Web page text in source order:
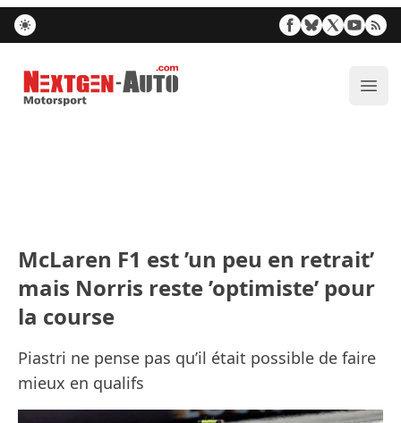
Nextgen-Auto.com
McLaren F1 est ’un peu en retrait’
mais Norris reste ’optimiste’ pour
la course
Piastri ne pense pas qu’il était possible de faire
mieux en qualifs